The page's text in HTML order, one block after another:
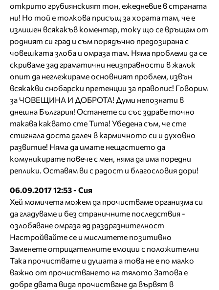
открито грубиянският тон, ежедневие в страната
ни! Но той е толкова присъщ за хората там, че е
излишен всякакъв коментар, току що се връщам от
родният си град и съм порядъчно предозирана с
човешката злоба и омраза там. Няма проблеми да се
скриваме зад граматични неизправности в жалък
опит да неглежираме основният проблем, извън
всякакви снобарски претенции за правопис! Говорим
за ЧОВЕЩИНА И ДОБРОТА! Думи непознати в
днешна България! Останете си със здраве точно
такава каквато сте Тита! Убедена съм, че сте
стигнала доста далеч в кармичното си и духовно
развитие! Няма да имате нещастието да
комуникирате повече с мен, няма да има поредни
реплики. Оставям ви с радост и благословия дори!
06.09.2017 12:53 - Сия
Хей момичета можем да прочистваме организма си
да гладуваме и без страничните последствия -
озлобяване омраза яд раздразнителност
Настройвайте се и мислитете позитивно
Заменете отрицателните емоции с положителни
Така прочиствате и душата а това не е по малко
важно от прочистването на тялото Затова е
добре двата вида прочистване да вървят в